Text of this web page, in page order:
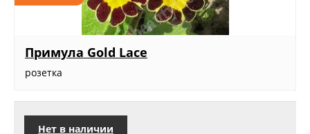
Примула Gold Lace
розетка
Нет в наличии